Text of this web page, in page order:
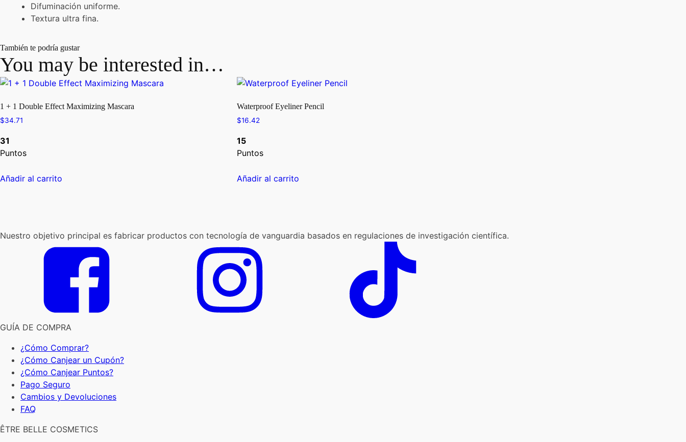
Difuminación uniforme.
Textura ultra fina.
También te podría gustar
You may be interested in…
1 + 1 Double Effect Maximizing Mascara
$34.71
31
Puntos
Añadir al carrito
Waterproof Eyeliner Pencil
$16.42
15
Puntos
Añadir al carrito
Nuestro objetivo principal es fabricar productos con tecnología de vanguardia basados en regulaciones de investigación científica.
GUÍA DE COMPRA
¿Cómo Comprar?
¿Cómo Canjear un Cupón?
¿Cómo Canjear Puntos?
Pago Seguro
Cambios y Devoluciones
FAQ
ÊTRE BELLE COSMETICS